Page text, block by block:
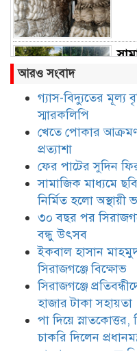
পা
আরও সংবাদ
গ্যাস-বিদ্যুতের মূল্য
স্মারকলিপি
খেতে পোকার
প্রত্যাশা
ফের পাটের সুদিন
সামাজিক মাধ্যমে
নির্মিত হলো অস্থায়ী
৩০ বছর পর
বন্ধু উৎসব
ইকবাল হাসান
সিরাজগঞ্জে বিক্ষোভ
সিরাজগঞ্জে
হাজার টাকা সহায়তা
পা দিয়ে
চাকরি দিলেন